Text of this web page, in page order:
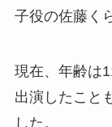
子役の佐藤く
現在、年齢は
出演したこと
した。